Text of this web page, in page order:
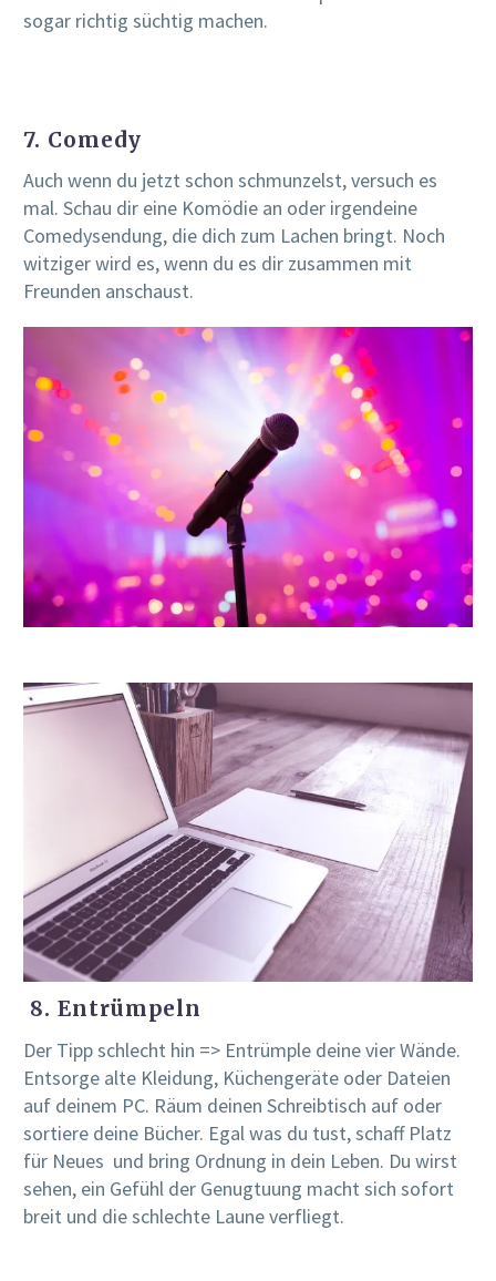
sogar richtig süchtig machen.
7. Comedy
Auch wenn du jetzt schon schmunzelst, versuch es
mal. Schau dir eine Komödie an oder irgendeine
Comedysendung, die dich zum Lachen bringt. Noch
witziger wird es, wenn du es dir zusammen mit
Freunden anschaust.
8. Entrümpeln
Der Tipp schlecht hin => Entrümple deine vier Wände.
Entsorge alte Kleidung, Küchengeräte oder Dateien
auf deinem PC. Räum deinen Schreibtisch auf oder
sortiere deine Bücher. Egal was du tust, schaff Platz
für Neues und bring Ordnung in dein Leben. Du wirst
sehen, ein Gefühl der Genugtuung macht sich sofort
breit und die schlechte Laune verfliegt.